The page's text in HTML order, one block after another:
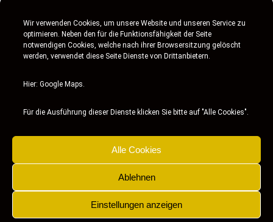
Wir verwenden Cookies, um unsere Website und unseren Service zu
optimieren. Neben den für die Funktionsfähigkeit der Seite
notwendigen Cookies, welche nach ihrer Browsersitzung gelöscht
werden, verwendet diese Seite Dienste von Drittanbietern.
Hier: Google Maps.
Für die Ausführung dieser Dienste klicken Sie bitte auf "Alle Cookies".
Alle Cookies
Ablehnen
Einstellungen anzeigen
2. Oktober 2019